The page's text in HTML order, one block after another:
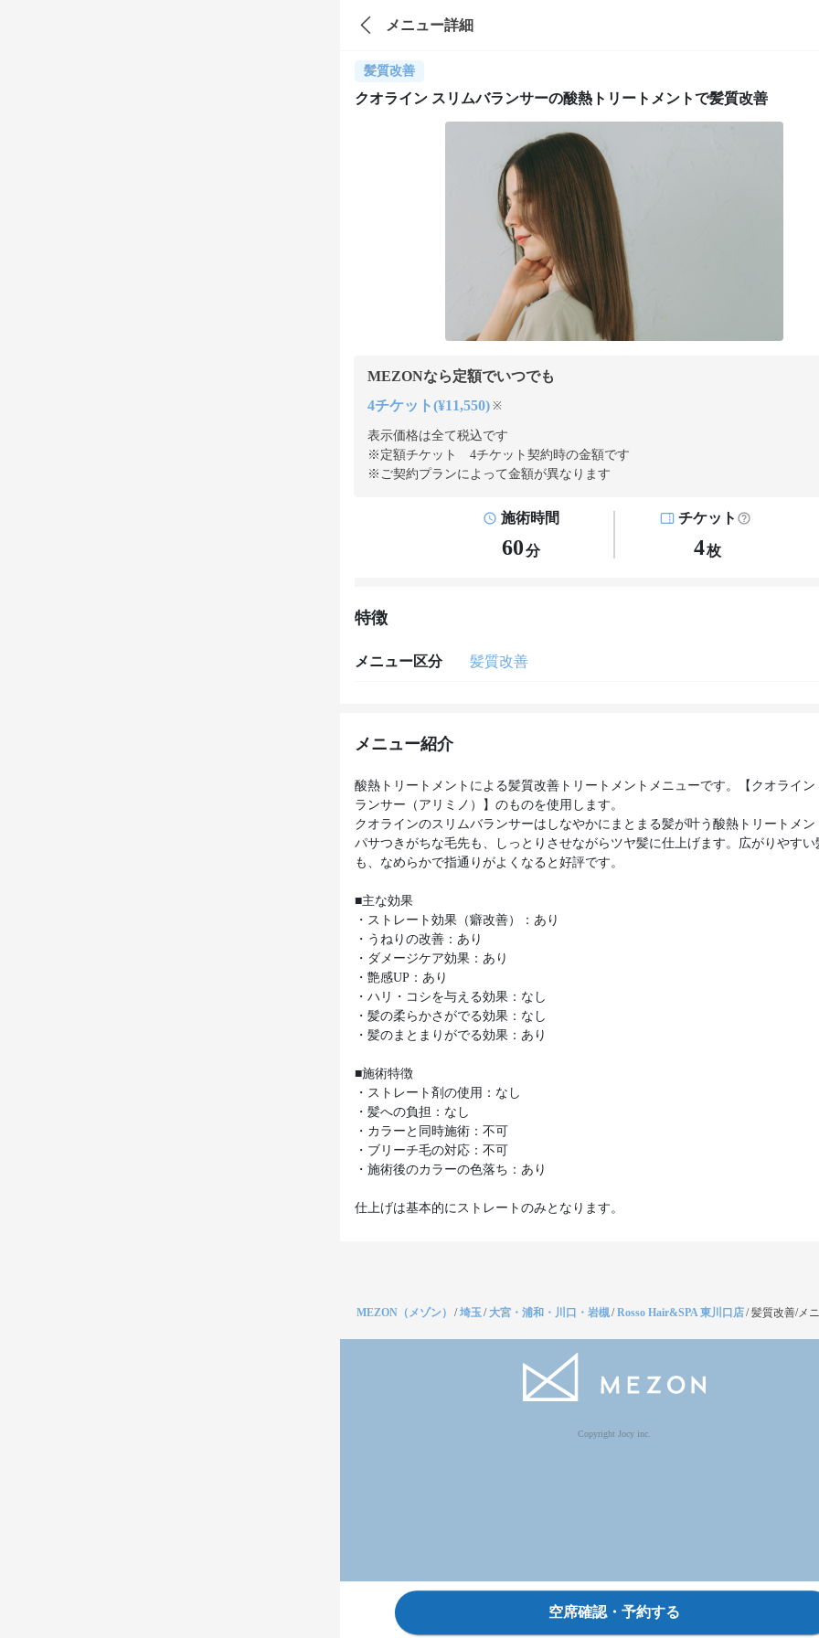
メニュー詳細
髪質改善
クオライン スリムバランサーの酸熱トリートメントで髪質改善
MEZONなら定額でいつでも
4チケット(¥11,550) ※
表示価格は全て税込です
※定額チケット 4チケット契約時の金額です
※ご契約プランによって金額が異なります
施術時間
60分
チケット
4枚
特徴
メニュー区分 髪質改善
メニュー紹介
酸熱トリートメントによる髪質改善トリートメントメニューです。【クオライン
ランサー（アリミノ）】のものを使用します。
クオラインのスリムバランサーはしなやかにまとまる髪が叶う酸熱トリートメン
パサつきがちな毛先も、しっとりさせながらツヤ髪に仕上げます。広がりやすい
も、なめらかで指通りがよくなると好評です。
■主な効果
・ストレート効果（癖改善）：あり
・うねりの改善：あり
・ダメージケア効果：あり
・艶感UP：あり
・ハリ・コシを与える効果：なし
・髪の柔らかさがでる効果：なし
・髪のまとまりがでる効果：あり
■施術特徴
・ストレート剤の使用：なし
・髪への負担：なし
・カラーと同時施術：不可
・ブリーチ毛の対応：不可
・施術後のカラーの色落ち：あり
仕上げは基本的にストレートのみとなります。
MEZON（メゾン） /埼玉/大宮・浦和・川口・岩槻/Rosso Hair&SPA 東川口店/髪質改善/メ
Copyright Jocy inc.
空席確認・予約する